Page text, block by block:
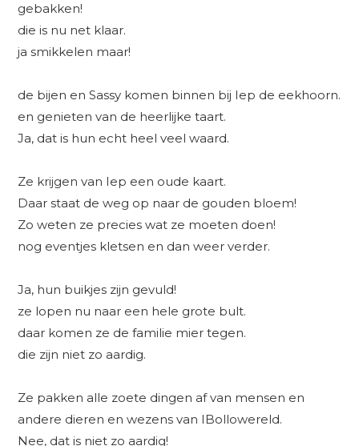
gebakken!
die is nu net klaar.
ja smikkelen maar!
de bijen en Sassy komen binnen bij Iep de eekhoorn.
en genieten van de heerlijke taart.
Ja, dat is hun echt heel veel waard.
Ze krijgen van Iep een oude kaart.
Daar staat de weg op naar de gouden bloem!
Zo weten ze precies wat ze moeten doen!
nog eventjes kletsen en dan weer verder.
Ja, hun buikjes zijn gevuld!
ze lopen nu naar een hele grote bult.
daar komen ze de familie mier tegen.
die zijn niet zo aardig.
Ze pakken alle zoete dingen af van mensen en
andere dieren en wezens van IBollowereld.
Nee, dat is niet zo aardig!